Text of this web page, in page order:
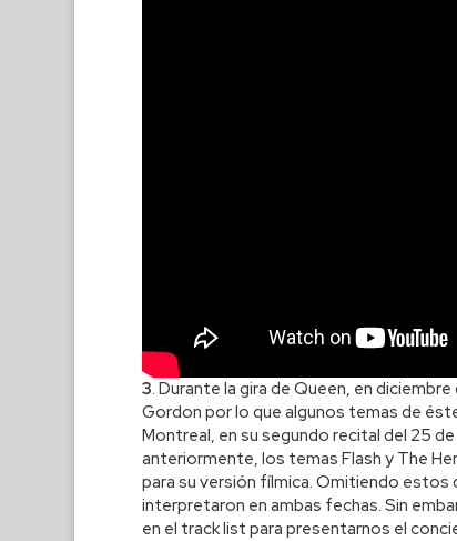
3. Durante la gira de Queen, en
Gordon por lo que algunos temas de
Montreal, en su segundo recital del 25
anteriormente, los temas Flash y The
para su versión fílmica. Omitiendo
interpretaron en ambas fechas. Sin
en el track list para presentarnos el